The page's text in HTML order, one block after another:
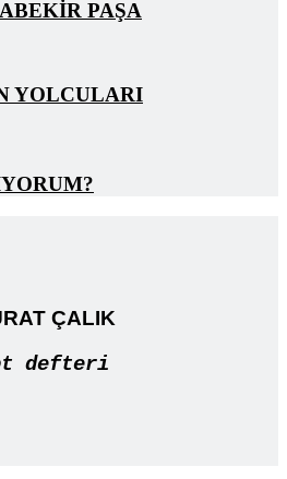
PAŞA
YOLCULARI
ÇALIK
defteri